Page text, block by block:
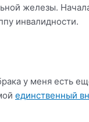
железы.
инвалидности.
у меня есть
единственный